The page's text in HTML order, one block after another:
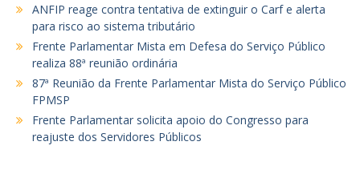
ANFIP reage contra tentativa de extinguir o Carf e alerta
para risco ao sistema tributário
Frente Parlamentar Mista em Defesa do Serviço Público
realiza 88ª reunião ordinária
87ª Reunião da Frente Parlamentar Mista do Serviço Público
FPMSP
Frente Parlamentar solicita apoio do Congresso para
reajuste dos Servidores Públicos